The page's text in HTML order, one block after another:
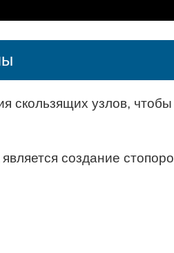
скользящих узлов,
создание